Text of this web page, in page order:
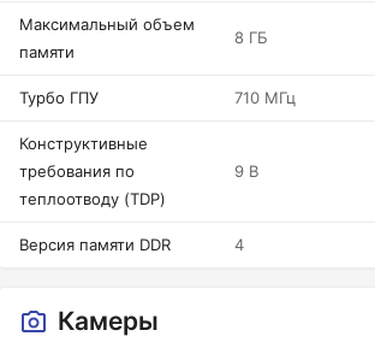
Максимальный объем
памяти
8 ГБ
Турбо ГПУ 710 МГц
Конструктивные
требования по
теплоотводу (TDP)
9 В
Версия памяти DDR 4
Камеры